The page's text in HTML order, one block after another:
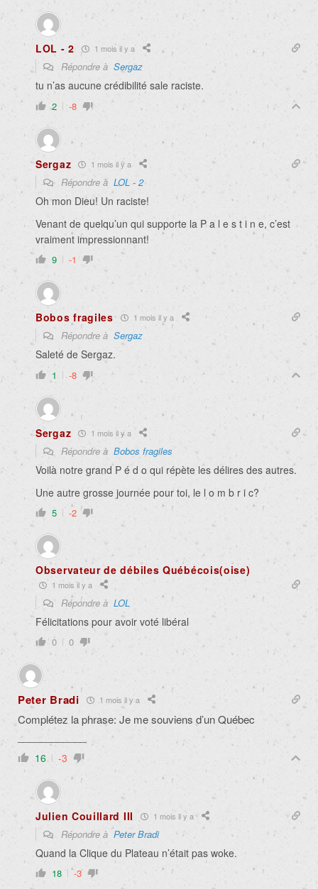
LOL - 2 1 mois il y a
Répondre à Sergaz
tu n’as aucune crédibilité sale raciste.
2 -8
Sergaz 1 mois il y a
Répondre à LOL - 2
Oh mon Dieu! Un raciste!
Venant de quelqu’un qui supporte la P a l e s t i n e, c’est
vraiment impressionnant!
9 -1
Bobos fragiles 1 mois il y a
Répondre à Sergaz
Saleté de Sergaz.
1 -8
Sergaz 1 mois il y a
Répondre à Bobos fragiles
Voilà notre grand P é d o qui répète les délires des autres.
Une autre grosse journée pour toi, le l o m b r i c?
5 -2
Observateur de débiles Québécois(oise)
1 mois il y a
Répondre à LOL
Félicitations pour avoir voté libéral
0 0
Peter Bradi 1 mois il y a
Complétez la phrase: Je me souviens d’un Québec
____________
16 -3
Julien Couillard III 1 mois il y a
Répondre à Peter Bradi
Quand la Clique du Plateau n’était pas woke.
18 -3